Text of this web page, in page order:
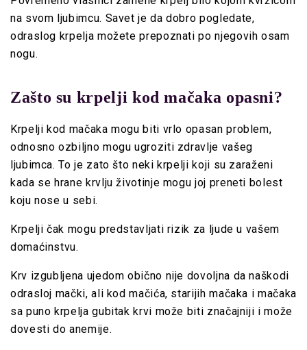
na svom ljubimcu. Savet je da dobro pogledate,
odraslog krpelja možete prepoznati po njegovih osam
nogu.
Zašto su krpelji kod mačaka opasni?
Krpelji kod mačaka mogu biti vrlo opasan problem,
odnosno ozbiljno mogu ugroziti zdravlje vašeg
ljubimca. To je zato što neki krpelji koji su zaraženi
kada se hrane krvlju životinje mogu joj preneti bolest
koju nose u sebi.
Krpelji čak mogu predstavljati rizik za ljude u vašem
domaćinstvu.
Krv izgubljena ujedom obično nije dovoljna da naškodi
odrasloj mački, ali kod mačića, starijih mačaka i mačaka
sa puno krpelja gubitak krvi može biti značajniji i može
dovesti do anemije.